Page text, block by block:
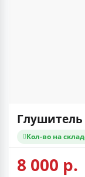
Глушитель
Кол-во на
8 000 р.